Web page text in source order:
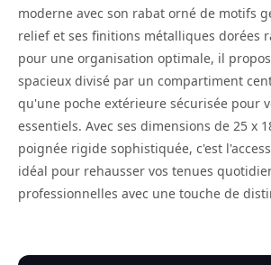
moderne avec son rabat orné de motifs
relief et ses finitions métalliques dorées
pour une organisation optimale, il
spacieux divisé par un compartiment
qu'une poche extérieure sécurisée pour
essentiels. Avec ses dimensions de 25 x
poignée rigide sophistiquée, c'est
idéal pour rehausser vos tenues
professionnelles avec une touche de